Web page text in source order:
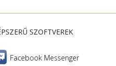
SZOFTVEREK
Facebook Messenger